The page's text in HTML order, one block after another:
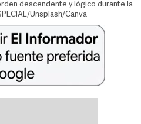
descendente y lógico durante la
Unsplash/Canva